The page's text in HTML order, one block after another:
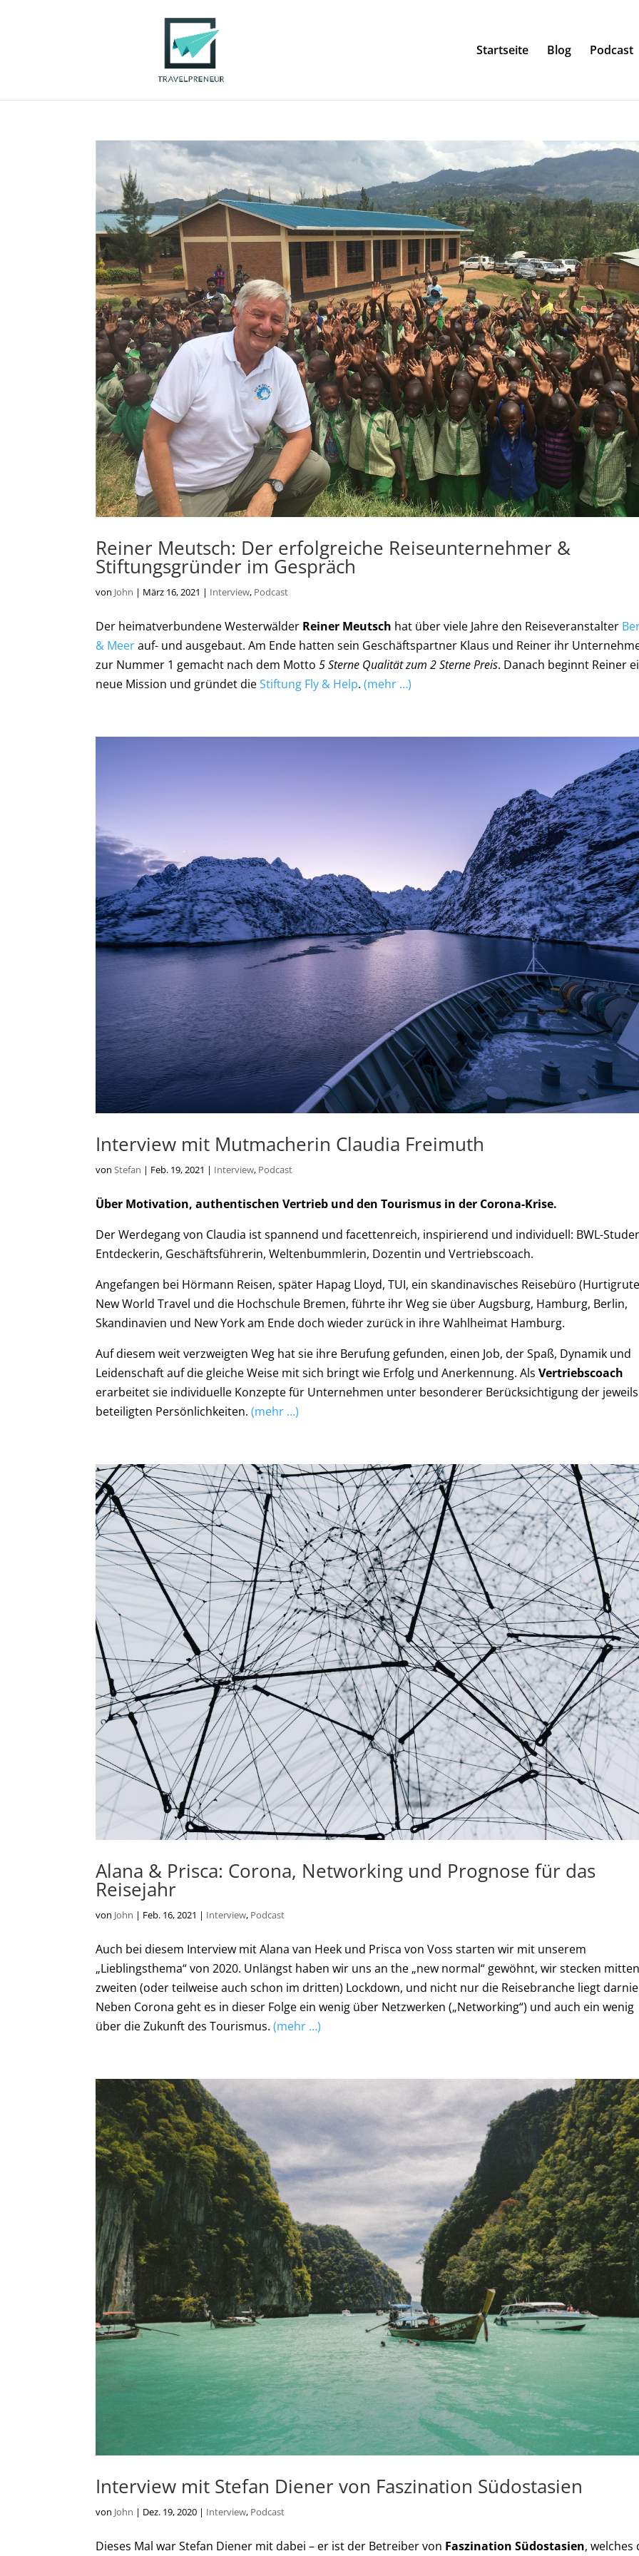
Startseite Blog Podcast
Reiner Meutsch: Der erfolgreiche Reiseunternehmer &
Stiftungsgründer im Gespräch
von John | März 16, 2021 | Interview, Podcast
Der heimatverbundene Westerwälder Reiner Meutsch hat über viele Jahre den Reiseveranstalter
& Meerauf- und ausgebaut. Am Ende hatten sein Geschäftspartner Klaus und Reiner ihr
zur Nummer 1 gemacht nach dem Motto5 Sterne Qualität zum 2 Sterne Preis. Danach beginnt Reiner
neue Mission und gründet dieStiftung Fly & Help.(mehr …)
Interview mit Mutmacherin Claudia Freimuth
vonStefan | Feb. 19, 2021 | Interview, Podcast
Über Motivation, authentischen Vertrieb und den Tourismus in der Corona-Krise.
Der Werdegang von Claudia ist spannend und facettenreich, inspirierend und individuell: BWL-
Entdeckerin, Geschäftsführerin, Weltenbummlerin, Dozentin und Vertriebscoach.
Angefangen bei Hörmann Reisen, später Hapag Lloyd, TUI, ein skandinavisches Reisebüro
New World Travel und die Hochschule Bremen, führte ihr Weg sie über Augsburg, Hamburg, Berlin,
Skandinavien und New York am Ende doch wieder zurück in ihre Wahlheimat Hamburg.
Auf diesem weit verzweigten Weg hat sie ihre Berufung gefunden, einen Job, der Spaß, Dynamik und
Leidenschaft auf die gleiche Weise mit sich bringt wie Erfolg und Anerkennung. AlsVertriebscoach
erarbeitet sie individuelle Konzepte für Unternehmen unter besonderer Berücksichtigung der jeweils
beteiligten Persönlichkeiten.(mehr …)
Alana & Prisca: Corona, Networking und Prognose für das
Reisejahr
von John | Feb. 16, 2021 | Interview, Podcast
Auch bei diesem Interview mit Alana van Heek und Prisca von Voss starten wir mit unserem
„Lieblingsthema“ von 2020. Unlängst haben wir uns an the „new normal“ gewöhnt, wir stecken
zweiten (oder teilweise auch schon im dritten) Lockdown, und nicht nur die Reisebranche liegt
Neben Corona geht es in dieser Folge ein wenig über Netzwerken („Networking“) und auch ein wenig
über die Zukunft des Tourismus.(mehr …)
Interview mit Stefan Diener von Faszination Südostasien
von John | Dez. 19, 2020 | Interview, Podcast
Dieses Mal war Stefan Diener mit dabei – er ist der Betreiber von Faszination Südostasien, welches